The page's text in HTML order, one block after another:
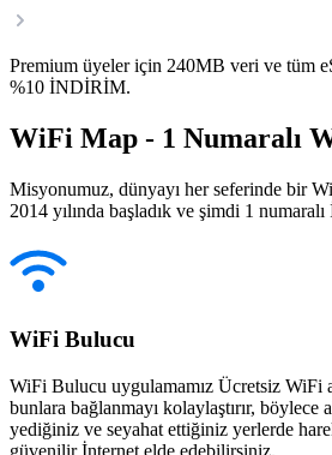
Premium üyeler için 240MB veri ve tüm
%10 İNDİRİM.
WiFi Map - 1 Numaralı
Misyonumuz, dünyayı her seferinde bir
2014 yılında başladık ve şimdi 1 numaralı
WiFi Bulucu
WiFi Bulucu uygulamamız Ücretsiz WiFi
bunlara bağlanmayı kolaylaştırır, böylece
yediğiniz ve seyahat ettiğiniz yerlerde
güvenilir İnternet elde edebilirsiniz.